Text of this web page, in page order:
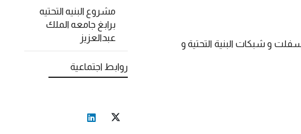
و شبكات البنية التحتية و
مشروع البنيه التحتيه
برابغ جامعه الملك
عبدالعزيز
روابط اجتماعية